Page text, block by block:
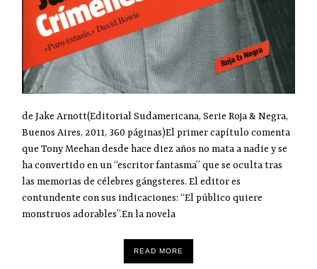
de Jake Arnott(Editorial Sudamericana, Serie Roja & Negra,
Buenos Aires, 2011, 360 páginas)El primer capítulo comenta
que Tony Meehan desde hace diez años no mata a nadie y se
ha convertido en un “escritor fantasma” que se oculta tras
las memorias de célebres gángsteres. El editor es
contundente con sus indicaciones: “El público quiere
monstruos adorables”.En la novela
READ MORE